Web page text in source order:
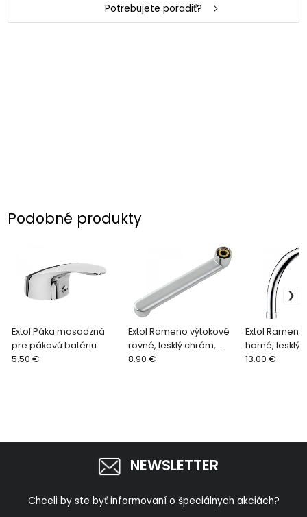
Potrebujete poradiť?
Podobné produkty
Extol Páka mosadzná
pre pákovú batériu
5.50 €
Extol Rameno výtokové
rovné, lesklý chróm,
200mm 81063
8.90 €
Extol
horné, lesklý
83072
13.00 €
NEWSLETTER
Chceli by ste byť informovaní o špeciálnych akciách?